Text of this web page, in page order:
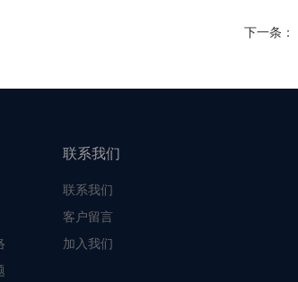
下一条：
联系我们
联系我们
客户留言
加入我们